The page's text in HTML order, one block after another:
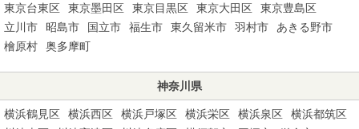
東京台東区 東京墨田区 東京目黒区 東京大田区
東京豊島区
立川市
昭島市 国立市 福生市 東久留米市 羽村市
あきる野市
檜原村
奥多摩町
神奈川県
横浜鶴見区 横浜西区 横浜戸塚区 横浜栄区 横浜泉区
横浜都筑区